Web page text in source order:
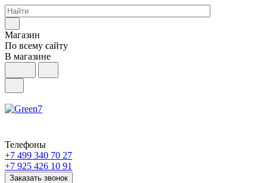
Магазин
По всему сайту
В магазине
Телефоны
+7 499 340 70 27
+7 925 426 10 91
Заказать звонок